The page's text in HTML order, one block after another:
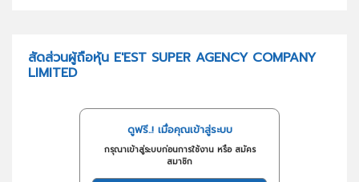
สัดส่วนผู้ถือหุ้น E'EST SUPER AGENCY COMPANY
LIMITED
ดูฟรี..! เมื่อคุณเข้าสู่ระบบ
กรุณาเข้าสู่ระบบก่อนการใช้งาน หรือ สมัคร
สมาชิก